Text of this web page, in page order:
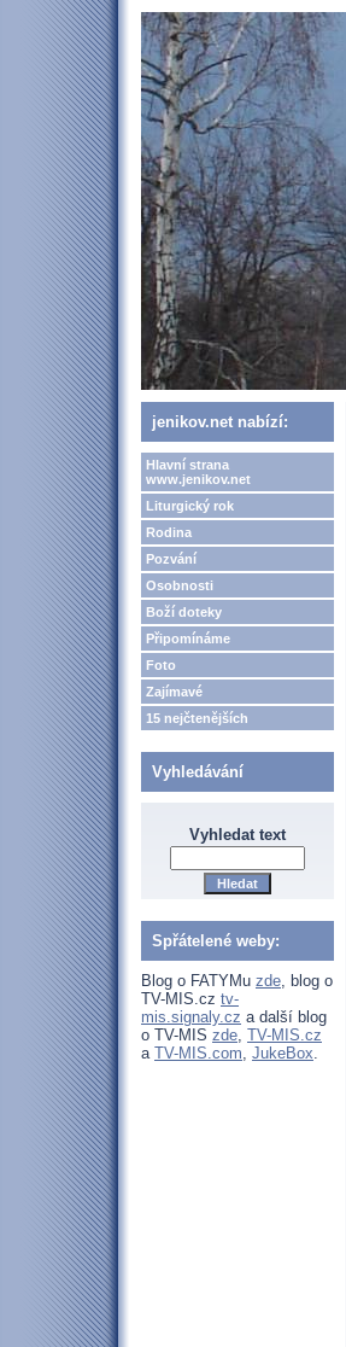
jenikov.net nabízí:
Hlavní strana
www.jenikov.net
Liturgický rok
Rodina
Pozvání
Osobnosti
Boží doteky
Připomínáme
Foto
Zajímavé
15 nejčtenějších
Vyhledávání
Vyhledat text
Spřátelené weby:
Blog o FATYMu zde, blog o
TV-MIS.cz tv-
mis.signaly.cz a další blog
o TV-MIS zde, TV-MIS.cz
a TV-MIS.com, JukeBox.